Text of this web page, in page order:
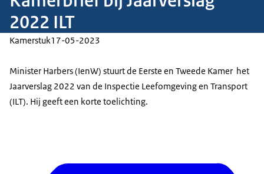
2022 ILT
Kamerstuk17-05-2023
Minister Harbers (IenW) stuurt de Eerste en Tweede Kamer het
Jaarverslag 2022 van de Inspectie Leefomgeving en Transport
(ILT). Hij geeft een korte toelichting.